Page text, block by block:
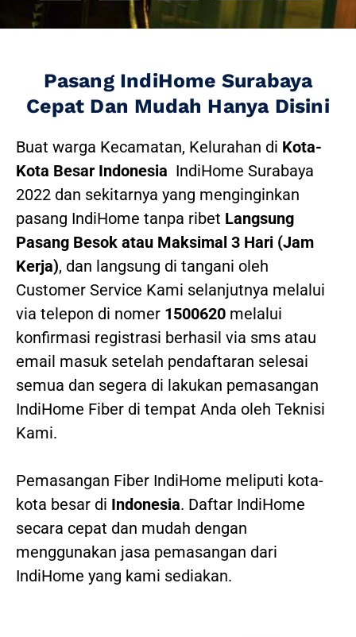
Pasang IndiHome Surabaya
Cepat Dan Mudah Hanya Disini
Buat warga Kecamatan, Kelurahan di Kota-
Kota Besar Indonesia IndiHome Surabaya
2022 dan sekitarnya yang menginginkan
pasang IndiHome tanpa ribet Langsung
Pasang Besok atau Maksimal 3 Hari (Jam
Kerja), dan langsung di tangani oleh
Customer Service Kami selanjutnya melalui
via telepon di nomer 1500620 melalui
konfirmasi registrasi berhasil via sms atau
email masuk setelah pendaftaran selesai
semua dan segera di lakukan pemasangan
IndiHome Fiber di tempat Anda oleh Teknisi
Kami.
Pemasangan Fiber IndiHome meliputi kota-
kota besar di Indonesia. Daftar IndiHome
secara cepat dan mudah dengan
menggunakan jasa pemasangan dari
IndiHome yang kami sediakan.